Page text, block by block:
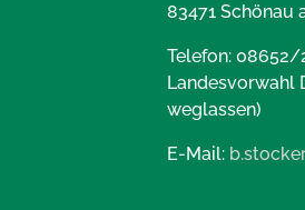
83471 Schönau
Telefon: 08652/
Landesvorwahl
weglassen)
E-Mail: